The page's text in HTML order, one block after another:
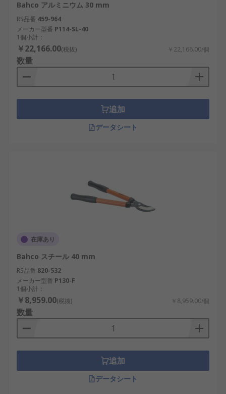
Bahco アルミニウム 30 mm
RS品番 459-964
メーカー型番 P114-SL-40
1個小計：
￥22,166.00(税抜) ￥22,166.00/個
数量
追加
データシート
在庫あり
Bahco スチール 40 mm
RS品番 820-532
メーカー型番 P130-F
1個小計：
￥8,959.00(税抜) ￥8,959.00/個
数量
追加
データシート